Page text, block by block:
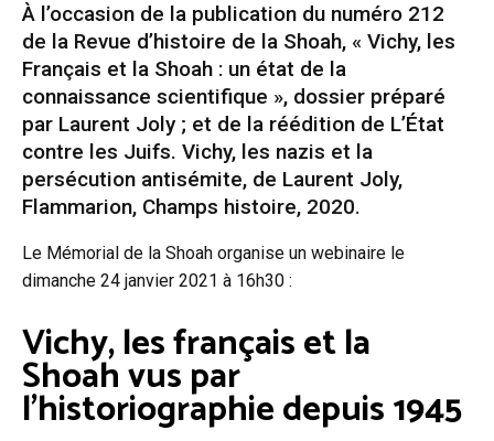
À l’occasion de la publication du numéro 212
de la Revue d’histoire de la Shoah, « Vichy, les
Français et la Shoah : un état de la
connaissance scientifique », dossier préparé
par Laurent Joly ; et de la réédition de L’État
contre les Juifs. Vichy, les nazis et la
persécution antisémite, de Laurent Joly,
Flammarion, Champs histoire, 2020.
Le Mémorial de la Shoah organise un webinaire le
dimanche 24 janvier 2021 à 16h30 :
Vichy, les français et la
Shoah vus par
l’historiographie depuis 1945